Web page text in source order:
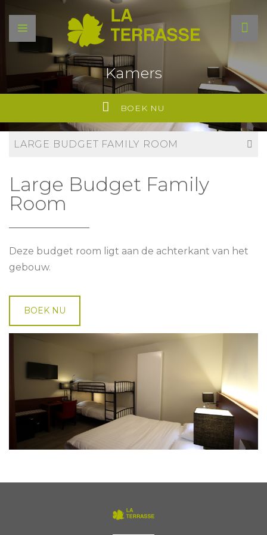
Kamers
BOEK NU
LARGE BUDGET FAMILY ROOM
Large Budget Family
Room
Deze budget room ligt aan de achterkant van het
gebouw.
BOEK NU